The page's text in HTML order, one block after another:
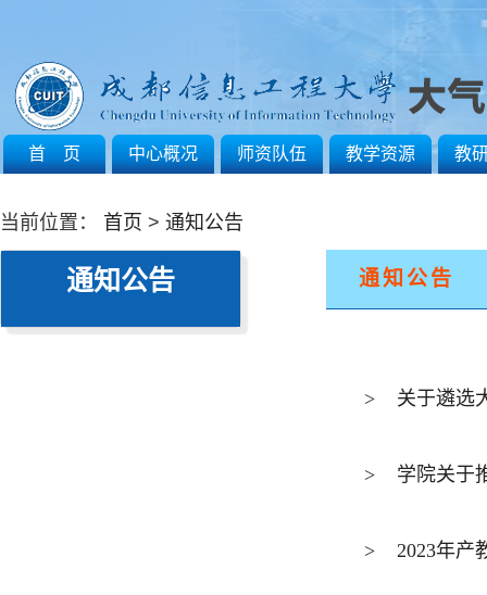
首 页 中心概况 师资队伍 教学资源 教
当前位置： 首页 > 通知公告
通知公告 通知公告
> 关于遴选
> 学院关于
> 2023年产